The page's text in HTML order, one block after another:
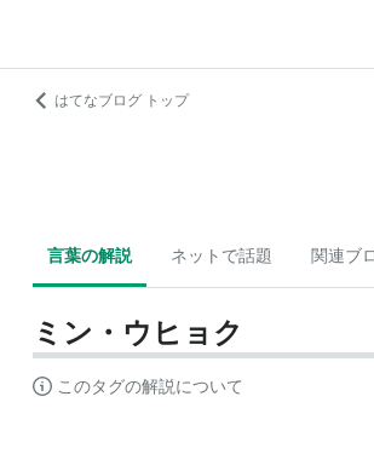
はてなブログ トップ
言葉の解説 ネットで話題 関連ブ
ミン・ウヒョク
このタグの解説について